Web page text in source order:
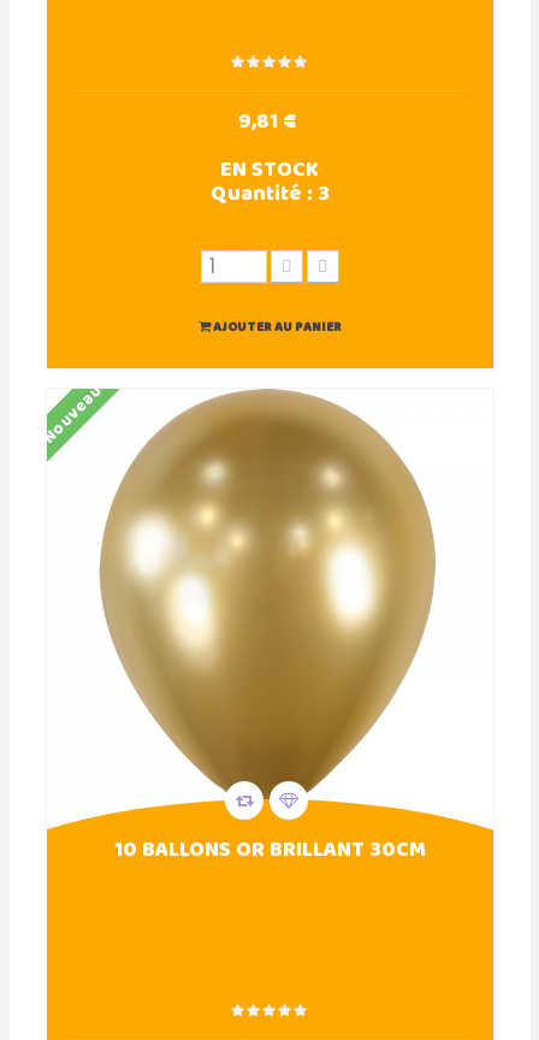
9,81 €
EN STOCK
Quantité :3
AJOUTER AU PANIER
Nouveau
10 BALLONS OR BRILLANT 30CM